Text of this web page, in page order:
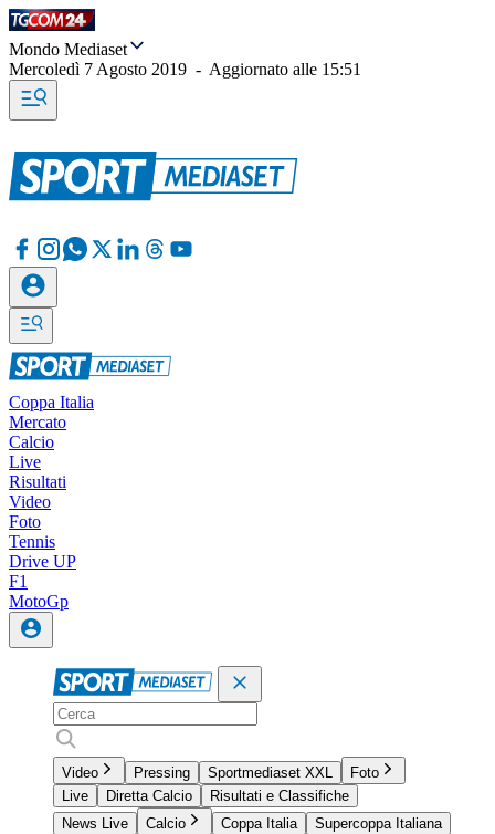
Mondo Mediaset
Mercoledì 7 Agosto 2019 - Aggiornato alle 15:51
Coppa Italia
Mercato
Calcio
Live
Risultati
Video
Foto
Tennis
Drive UP
F1
MotoGp
Video Pressing Sportmediaset XXL
Foto
Live
Diretta Calcio
Risultati e Classifiche
News Live
Calcio Coppa Italia
Supercoppa Italiana